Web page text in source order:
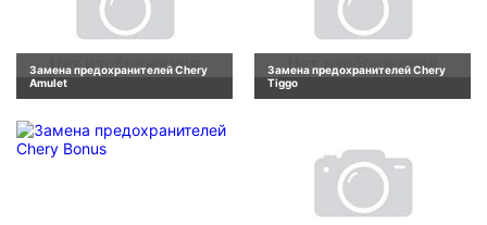
Замена предохранителей Chery
Amulet
Замена предохранителей Chery
Tiggo